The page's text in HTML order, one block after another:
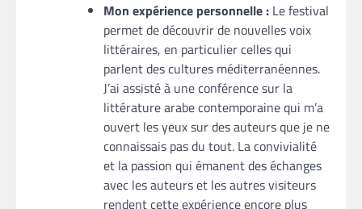
Mon expérience personnelle : Le festival
permet de découvrir de nouvelles voix
littéraires, en particulier celles qui
parlent des cultures méditerranéennes.
J’ai assisté à une conférence sur la
littérature arabe contemporaine qui m’a
ouvert les yeux sur des auteurs que je ne
connaissais pas du tout. La convivialité
et la passion qui émanent des échanges
avec les auteurs et les autres visiteurs
rendent cette expérience encore plus